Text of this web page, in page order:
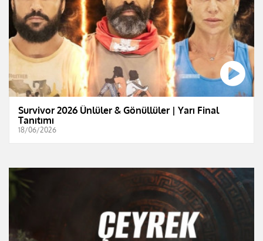
Survivor 2026 Ünlüler & Gönüllüler | Yarı Final
Tanıtımı
18/06/2026